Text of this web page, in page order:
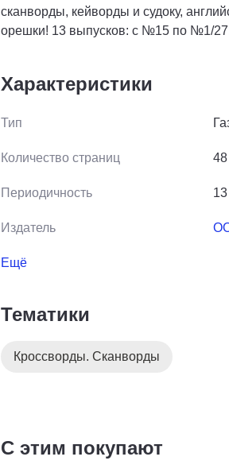
сканворды, кейворды и судоку,
орешки! 13 выпусков: с №15 по №1/
Характеристики
Тип
Количество страниц 48
Периодичность
Издатель
Ещё
Тематики
Кроссворды. Сканворды
С этим покупают